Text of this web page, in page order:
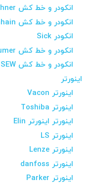
انکودر و خط کش Hohner
انکودر و خط کش Heidenhain
انکودر Sick
انکودر و خط کش Baumer
انکودر و خط کش SEW
اینورتر
اینورتر Vacon
اینورتر Toshiba
اینورتر اینورتر Elin
اینورتر LS
اینورتر Lenze
اینورتر danfoss
اینورتر Parker